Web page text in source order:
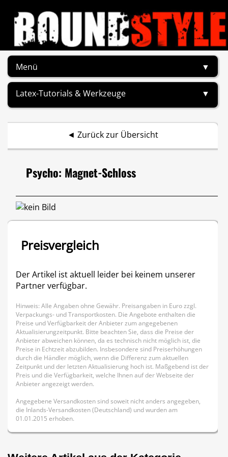
Menü ▼
Latex-Tutorials & Werkzeuge ▼
◄ Zurück zur Übersicht
Psycho: Magnet-Schloss
Preisvergleich
Der Artikel ist aktuell leider bei keinem unserer
Partner verfügbar.
Hinweis: Alle Angaben ohne Gewähr. Preisangaben in Euro zzgl.
Verpackungs- und Transportkosten. Die Angebote enthalten die
Preise und Verfügbarkeit der Anbieter zum angegebenen
Aktualisierungzeitpunkt. Bitte beachten Sie, dass die Preise der
Anbieter abweichen können, da es technisch nicht möglich ist, die
Preise in Echtzeit abzubilden. Insbesondere sind Preiserhöhungen
durch die Händler möglich, wenn die Differenz zum aktuellen
Zeitpunkt und der letzten Aktualisierung hoch ist. Maßgebend ist der
Preis und die Verfügbarkeit, welche Ihnen auf der Webseite der
Anbieter angezeigt werden.
Angegebene Versandkosten sind soweit nicht anders angegeben,
die Inlands-Versandkosten (Deutschland) und wurden am
01.01.2015 erhoben.